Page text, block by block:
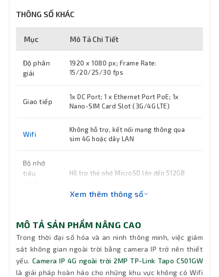
THÔNG SỐ KHÁC
Mục Mô Tả Chi Tiết
Độ phân
giải
1920 x 1080 px; Frame Rate:
15/20/25/30 fps
Giao tiếp
1x DC Port; 1 x Ethernet Port PoE; 1x
Nano-SIM Card Slot (3G/4G LTE)
Wifi
Không hỗ trợ, kết nối mạng thông qua
sim 4G hoặc dây LAN
Bộ nhớ
tiêu
Hỗ trợ thẻ nhớ MicroSD lên đến 512GB
Đèn hồng
850nm IR LED, starlight color night
vision
Xem thêm thông số
MÔ TẢ SẢN PHẨM NÂNG CAO
Trong thời đại số hóa và an ninh thông minh, việc giám
sát không gian ngoài trời bằng camera IP trở nên thiết
yếu. Camera IP 4G ngoài trời 2MP TP-Link Tapo C501GW
là giải pháp hoàn hảo cho những khu vực không có Wifi